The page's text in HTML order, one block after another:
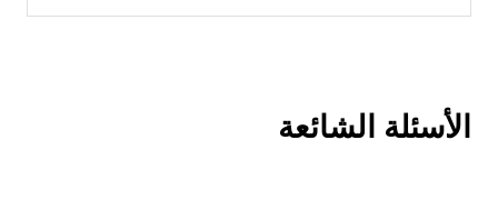
الأسئلة الشائعة